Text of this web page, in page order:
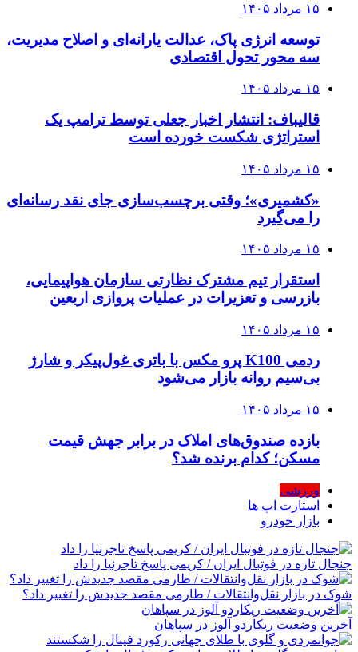
۱۵ مرداد ۱۴۰۵
توسعه انرژی پاک، عدالت یارانه‌ای و اصلاح مدیریت،
سه محور تحول اقتصادی
۱۵ مرداد ۱۴۰۵
قالیباف: انتشار اخبار جعلی توسط ترامپ یک
استراتژی شکست خورده است
۱۵ مرداد ۱۴۰۵
«کشمیری»؛ وقتی برچسب‌سازی جای نقد رسانه‌ای
را می‌گیرد
۱۵ مرداد ۱۴۰۵
استقرار تیم مشترک نظارتی سازمان هواپیمایی،
بازرسی و تعزیرات در عملیات پروازی اربعین
۱۵ مرداد ۱۴۰۵
ردمی K100 پرو مکس با باتری غول‌پیکر و شارژ
بی‌سیم روانه بازار می‌شود
۱۵ مرداد ۱۴۰۵
بازده صندوق‌های املاک در برابر جهش قیمت
مسکن؛ کدام برنده شد؟
ورزشی
استارت اپ ها
بازار خودرو
جنجال تازه در فوتبال ایران / کریمی پاسخ تاجرنیا را داد
شوک در بازار نقل‌وانتقالات / طارمی مقصد جدیدش را تغییر داد؟
آخرین وضعیت ریکاردو آلوز در سپاهان